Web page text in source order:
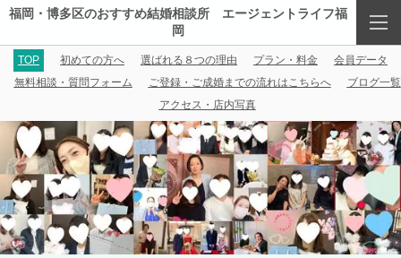
福岡・博多区のおすすめ結婚相談所 エージェントライフ福
岡
TOP 初めての方へ 選ばれる８つの理由 プラン・料金
会員データ
無料相談・質問フォーム
ご登録・ご成婚までの流れはこちらへ
ブログ一覧
アクセス・店内写真